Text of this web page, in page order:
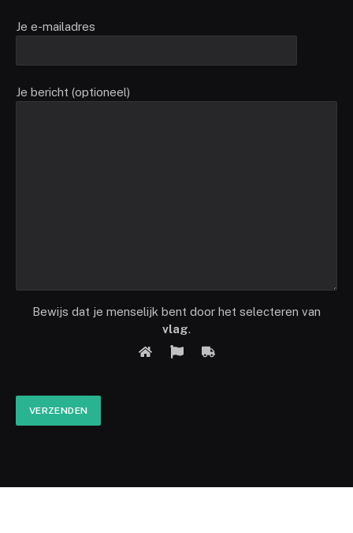
Je e-mailadres
Je bericht (optioneel)
Bewijs dat je menselijk bent door het selecteren van
vlag.